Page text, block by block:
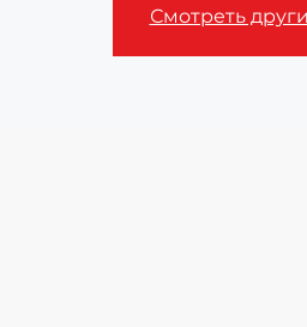
Смотреть